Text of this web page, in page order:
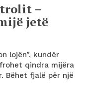
–
jetë
lojën”, kundër
qindra mijëra
Bëhet fjalë për një